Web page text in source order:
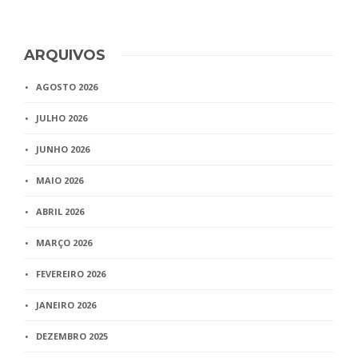
ARQUIVOS
AGOSTO 2026
JULHO 2026
JUNHO 2026
MAIO 2026
ABRIL 2026
MARÇO 2026
FEVEREIRO 2026
JANEIRO 2026
DEZEMBRO 2025